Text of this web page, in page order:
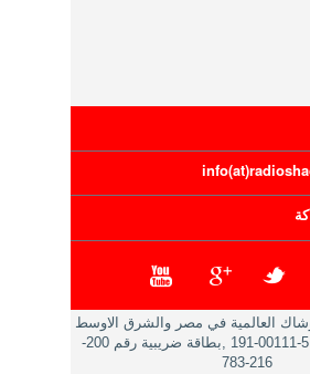
العالمية في مصر والشرق الاوسط
سجل تجاري رقم 5-00111-191 ,بطاقة ضريبية رقم 200-
216-783